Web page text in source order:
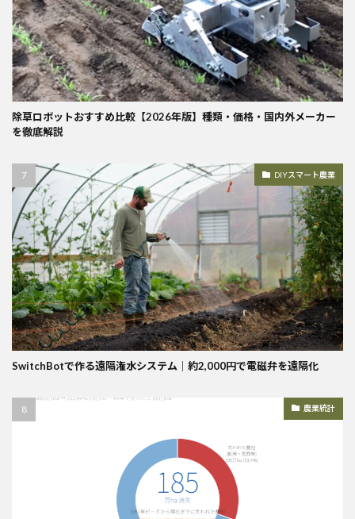
除草ロボットおすすめ比較【2026年版】種類・価格・国内外メーカー
を徹底解説
DIYスマート農業
SwitchBotで作る遠隔潅水システム｜約2,000円で電磁弁を遠隔化
農業統計